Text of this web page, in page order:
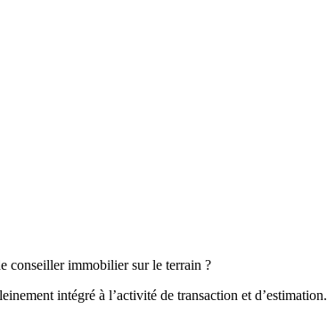
conseiller immobilier sur le terrain ?
intégré à l’activité de transaction et d’estimation.